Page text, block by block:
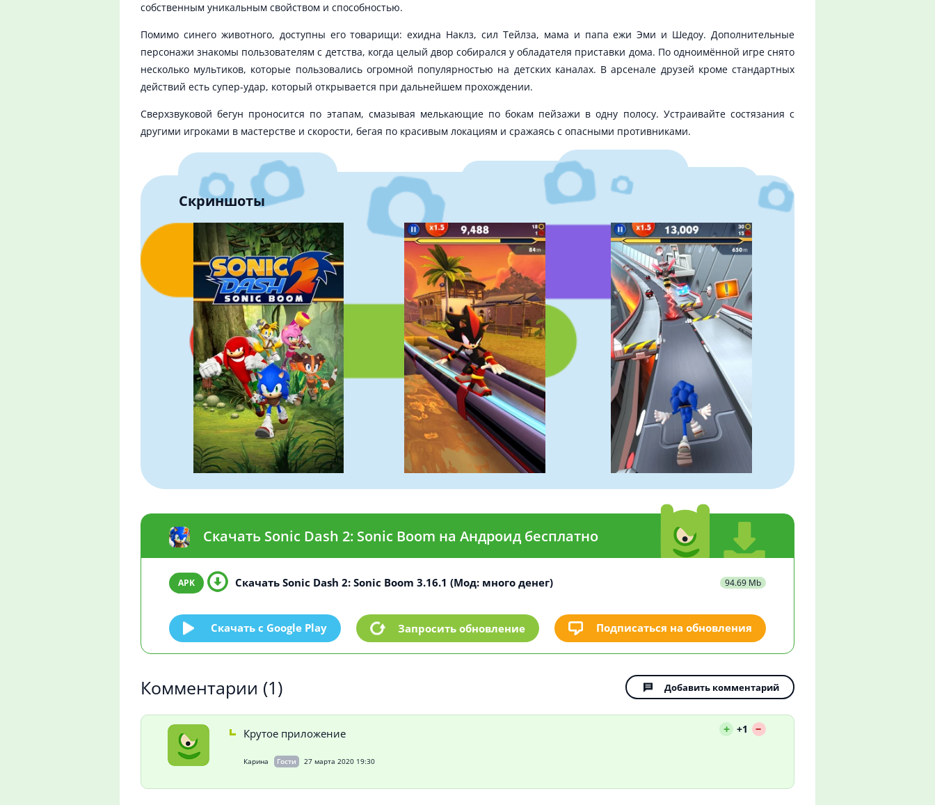
собственным уникальным свойством и способностью.
Помимо синего животного, доступны его товарищи: ехидна Наклз, сил Тейлза, мама и папа ежи Эми и Шедоу. Дополнительные
персонажи знакомы пользователям с детства, когда целый двор собирался у обладателя приставки дома. По одноимённой игре снято
несколько мультиков, которые пользовались огромной популярностью на детских каналах. В арсенале друзей кроме стандартных
действий есть супер-удар, который открывается при дальнейшем прохождении.
Сверхзвуковой бегун проносится по этапам, смазывая мелькающие по бокам пейзажи в одну полосу. Устраивайте состязания с
другими игроками в мастерстве и скорости, бегая по красивым локациям и сражаясь с опасными противниками.
Скриншоты
Скачать Sonic Dash 2: Sonic Boom на Андроид бесплатно
Скачать Sonic Dash 2: Sonic Boom 3.16.1 (Мод: много денег) 94.69 Mb
Скачать c Google Play Запросить обновление Подписаться на обновления
Комментарии (1) Добавить комментарий
Крутое приложение
Карина Гости 27 марта 2020 19:30
+ +1 --